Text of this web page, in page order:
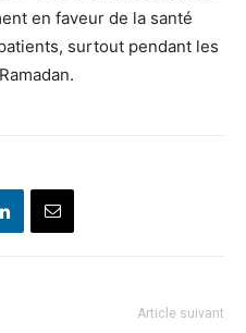
en faveur de la santé
surtout pendant les
Article suivant